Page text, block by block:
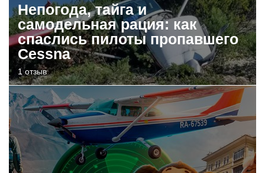
Непогода, тайга и
самодельная рация: как
спаслись пилоты пропавшего
Cessna
1 отзыв